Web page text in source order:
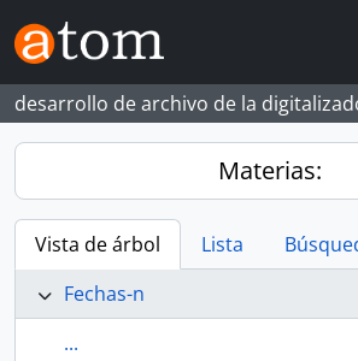
Skip to main content
desarrollo de archivo de la
Materias:
Vista de árbol Lista
Fechas-n
...